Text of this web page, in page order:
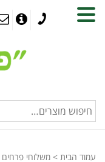
עמוד הבית > משלוחי פרחים